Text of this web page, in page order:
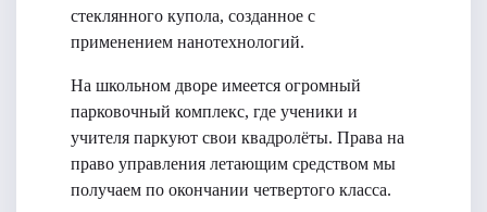
стеклянного купола, созданное с
применением нанотехнологий.
На школьном дворе имеется огромный
парковочный комплекс, где ученики и
учителя паркуют свои квадролёты. Права на
право управления летающим средством мы
получаем по окончании четвертого класса.